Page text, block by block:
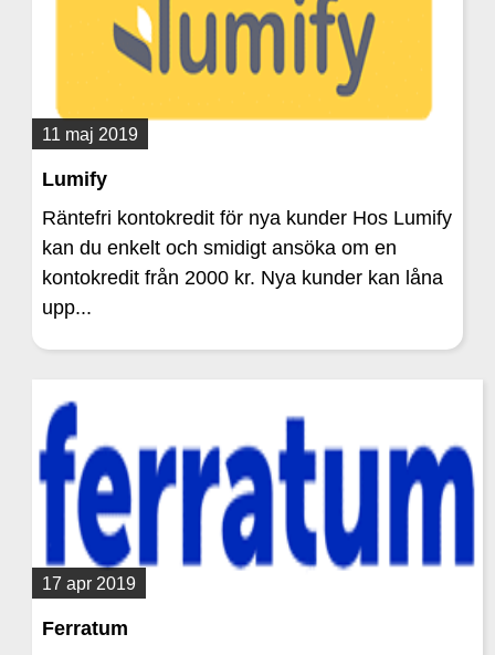
11 maj 2019
Lumify
Räntefri kontokredit för nya kunder Hos Lumify
kan du enkelt och smidigt ansöka om en
kontokredit från 2000 kr. Nya kunder kan låna
upp...
17 apr 2019
Ferratum